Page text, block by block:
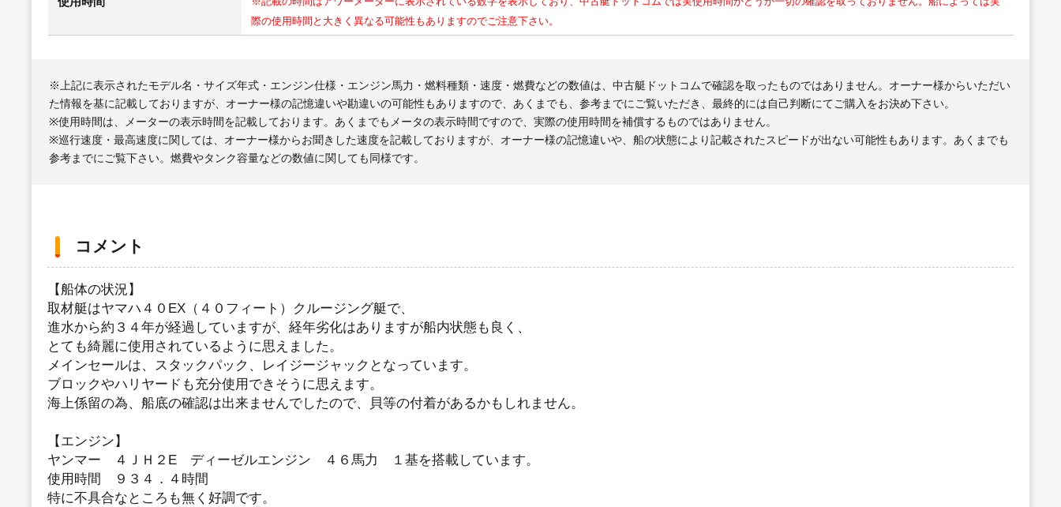
際の使用時間と大きく異なる可能性もありますのでご注意下さい。
※上記に表示されたモデル名・サイズ年式・エンジン仕様・エンジン馬力・燃料種類・速度・燃費などの数値は、中古艇ドットコムで確認を取ったものではありません。オーナー様からいただい
た情報を基に記載しておりますが、オーナー様の記憶違いや勘違いの可能性もありますので、あくまでも、参考までにご覧いただき、最終的には自己判断にてご購入をお決め下さい。
※使用時間は、メーターの表示時間を記載しております。あくまでもメータの表示時間ですので、実際の使用時間を補償するものではありません。
※巡行速度・最高速度に関しては、オーナー様からお聞きした速度を記載しておりますが、オーナー様の記憶違いや、船の状態により記載されたスピードが出ない可能性もあります。あくまでも
参考までにご覧下さい。燃費やタンク容量などの数値に関しても同様です。
コメント
【船体の状況】
取材艇はヤマハ４０EX（４０フィート）クルージング艇で、
進水から約３４年が経過していますが、経年劣化はありますが船内状態も良く、
とても綺麗に使用されているように思えました。
メインセールは、スタックパック、レイジージャックとなっています。
ブロックやハリヤードも充分使用できそうに思えます。
海上係留の為、船底の確認は出来ませんでしたので、貝等の付着があるかもしれません。
【エンジン】
ヤンマー ４ＪＨ２E ディーゼルエンジン ４６馬力 １基を搭載しています。
使用時間 ９３４．４時間
特に不具合なところも無く好調です。